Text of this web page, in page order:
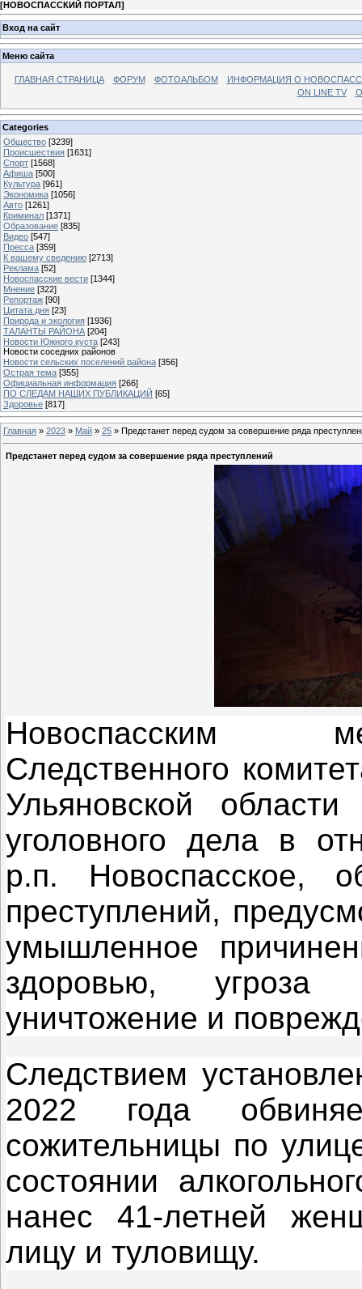
[НОВОСПАССКИЙ ПОРТАЛ]
Вход на сайт
Меню сайта
ГЛАВНАЯ СТРАНИЦА ФОРУМ ФОТОАЛЬБОМ
ИНФОРМАЦИЯ О
ON LINE TV
Categories
Общество [3239]
Происшествия [1631]
Спорт [1568]
Афиша [500]
Культура [961]
Экономика [1056]
Авто [1261]
Криминал [1371]
Образование [835]
Видео [547]
Пресса [359]
К вашему сведению [2713]
Реклама [52]
Новоспасские вести [1344]
Мнение [322]
Репортаж [90]
Цитата дня [23]
Природа и экология [1936]
ТАЛАНТЫ РАЙОНА [204]
Новости Южного куста [243]
Новости соседних районов
Новости сельских поселений района [356]
Острая тема [355]
Официальная информация [266]
ПО СЛЕДАМ НАШИХ ПУБЛИКАЦИЙ [65]
Здоровье [817]
Главная » 2023 » Май » 25 » Предстанет перед судом за совершение ряда
Предстанет перед судом за совершение ряда преступлений
Новоспасским
Следственного
Ульяновской
уголовного дела в
р.п. Новоспасское,
преступлений,
умышленное
здоровью, угроза
уничтожение и
Следствием
2022 года
сожительницы по
состоянии
нанес 41-летней
лицу и туловищу.